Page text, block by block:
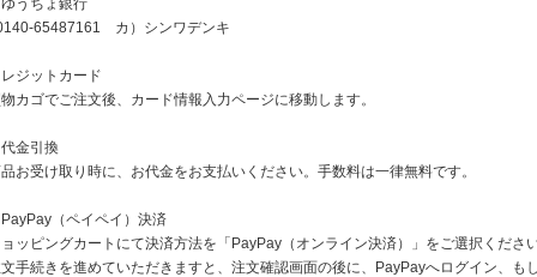
うちょ銀行
65487161 カ）シンワデンキ
ジットカード
カゴでご注文後、カード情報入力ページに移動します。
金引換
お受け取り時に、お代金をお支払いください。手数料は一律無料です。
（ペイペイ）決済
ッピングカートにて決済方法を「PayPay（オンライン決済）」をご選択くださ
手続きを進めていただきますと、注文確認画面の後に、PayPayへログイン、も